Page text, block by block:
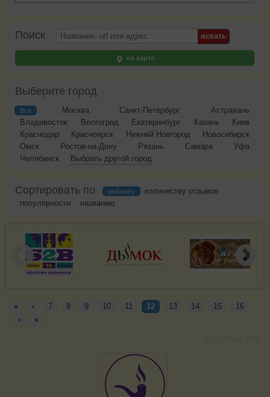
Поиск
на карте
Выберите город
Все Москва Санкт-Петербург
Астрахань
Владивосток
Волгоград Екатеринбург Казань
Киев
Краснодар
Красноярск Нижний Новгород
Новосибирск
Омск
Ростов-на-Дону Рязань Самара
Уфа
Челябинск
Выбрать другой город
Сортировать по рейтингу
количеству отзывов
популярности
названию
« ‹ 7 8 9 10 11 12 13 14 15
16
›
»